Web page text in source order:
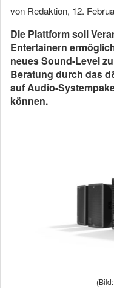
von Redaktion, 12.
Die Plattform soll
Entertainern
neues Sound-Level
Beratung durch das
auf Audio-
können.